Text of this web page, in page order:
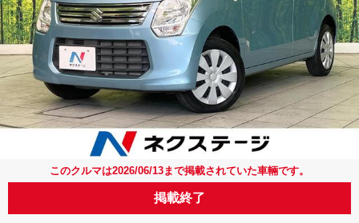
このクルマは2026/06/13まで掲載されていた車輛です。
掲載終了